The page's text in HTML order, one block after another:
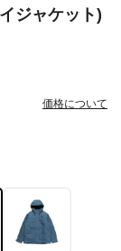
ジャケット)
価格について